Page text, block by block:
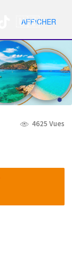
🇺🇸 Nav
4625 Vues
AFFICHER